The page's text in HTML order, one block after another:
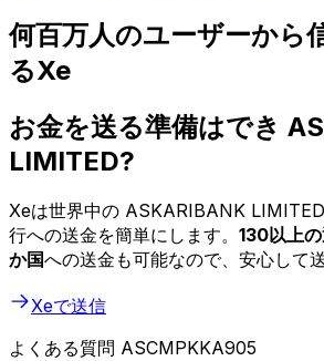
何百万人のユーザーから
るXe
お金を送る準備はでき
LIMITED?
Xeは世界中の ASKARIBANK
行への送金を簡単にします。 130以上
か国への送金も可能なので、安心して
Xeで送信
よくある質問 ASCMPKKA905